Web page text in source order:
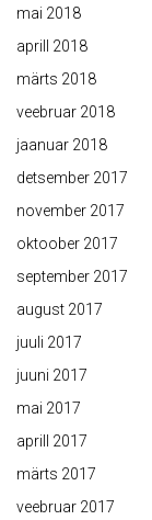
mai 2018
aprill 2018
märts 2018
veebruar 2018
jaanuar 2018
detsember 2017
november 2017
oktoober 2017
september 2017
august 2017
juuli 2017
juuni 2017
mai 2017
aprill 2017
märts 2017
veebruar 2017